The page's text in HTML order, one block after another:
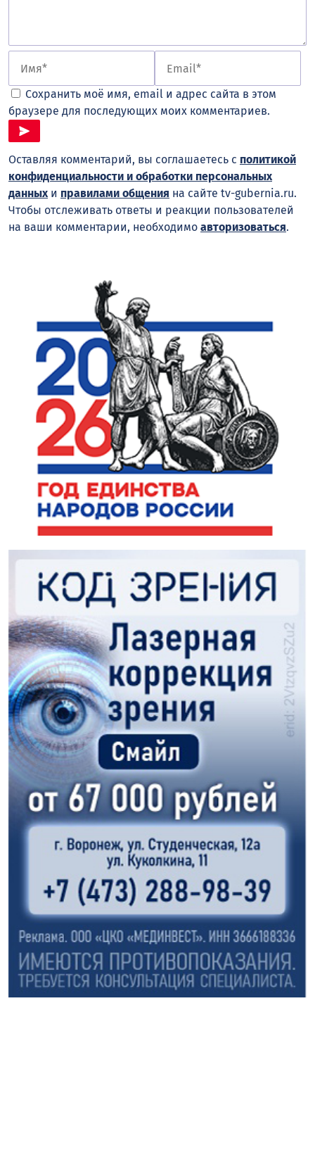
Сохранить моё имя, email и адрес сайта в этом
браузере для последующих моих комментариев.
Оставляя комментарий, вы соглашаетесь с политикой
конфиденциальности и обработки персональных
данныхи правилами общения на сайте tv-gubernia.ru.
Чтобы отслеживать ответы и реакции пользователей
на ваши комментарии, необходимо авторизоваться.